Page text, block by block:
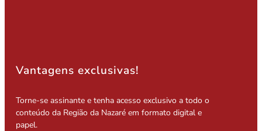
Vantagens exclusivas!
Torne-se assinante e tenha acesso exclusivo a todo o
conteúdo da Região da Nazaré em formato digital e
papel.